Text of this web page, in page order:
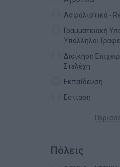
Ασφαλιστικά -
Γραμματειακή
Υπάλληλοι
Διοίκηση
Στελέχη
Εκπαίδευση
Εστίαση
Πόλεις